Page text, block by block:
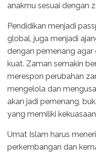
anakmu sesuai dengan
Pendidikan menjadi
global, juga menjadi
dengan pemenang
kuat. Zaman semakin
merespon perubahan
mengelola dan
akan jadi pemenang,
yang memiliki
Umat Islam harus
perkembangan dan